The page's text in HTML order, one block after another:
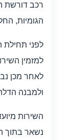
רכב דורשת
הגומיות,
לפני תחילת
למזמין
לאחר מכן
ולמבנה
השירות
נשאר בתוך